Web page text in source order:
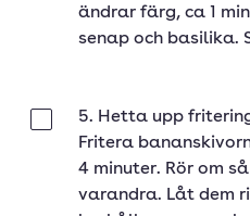
ändrar färg, ca 1
senap och basilika.
5. Hetta upp
Fritera
4 minuter. Rör om
varandra. Låt dem